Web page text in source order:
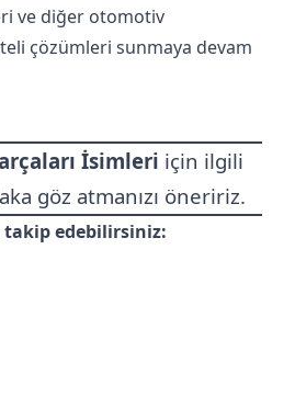
ve diğer otomotiv
çözümleri sunmaya devam
İsimleri için ilgili
göz atmanızı öneririz.
takip edebilirsiniz: